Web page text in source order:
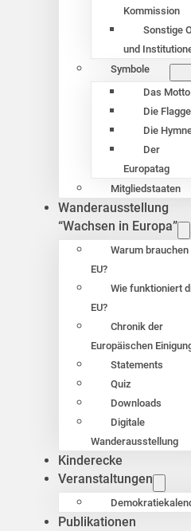
Kommission
Sonstige
und
Symbole
Das Motto
Die Flagge
Die
Der
Europatag
Mitgliedstaaten
Wanderausstellung
“Wachsen in Europa”
Warum
EU?
Wie funktioniert
EU?
Chronik der
Europäischen
Statements
Quiz
Downloads
Digitale
Wanderausstellung
Kinderecke
Veranstaltungen
Publikationen